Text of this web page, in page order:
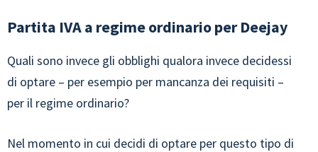
Partita IVA a regime ordinario per Deejay
Quali sono invece gli obblighi qualora invece decidessi
di optare – per esempio per mancanza dei requisiti –
per il regime ordinario?
Nel momento in cui decidi di optare per questo tipo di